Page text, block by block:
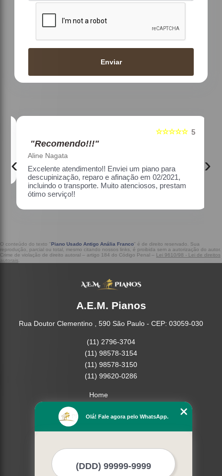
Enviar
5
☆☆☆☆☆
"Recomendo!!!"
Aline Nagata
Excelente atendimento!! Enviei um piano para
descupinização, reparo e afinação em 02/2021,
incluindo o transporte. Muito atenciosos, prestam
ótimo serviço!!
‹ ›
O conteúdo do texto "Piano Usado Antigo Anália Franco" é de direito reservado. Sua
reprodução, parcial ou total, mesmo citando nossos links, é proibida sem a autorização do autor.
Crime de violação de direito autoral – artigo 184 do Código Penal – Lei 9610/98 - Lei de direitos
autorais
A.E.M. Pianos
Rua Doutor Clementino , 590 São Paulo - CEP: 03059-030
(11) 2796-3704
(11) 98578-3154
(11) 98578-3150
(11) 99620-0286
Home
Missão
Mais Serviços
Olá! Fale agora pelo WhatsApp.